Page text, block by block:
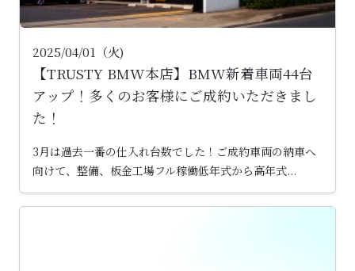
2025/04/01（火)
【TRUSTY BMW本店】BMW新着車両44台
アップ！多くのお客様にご成約いただきまし
た！
3月は過去一番の仕入れ台数でした！ご成約車両の納車へ
向けて、整備、板金工場フル稼働低年式から高年式...